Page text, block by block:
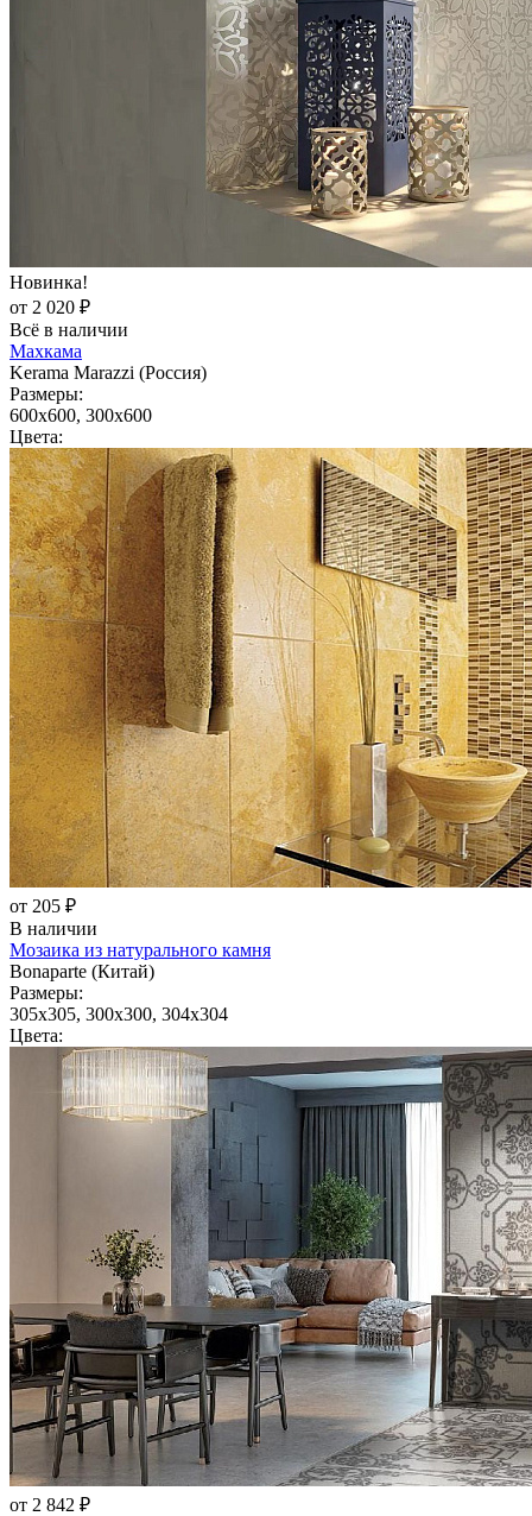
Новинка!
от 2 020 ₽
Всё в наличии
Махкама
Kerama Marazzi (Россия)
Размеры:
600x600, 300x600
Цвета:
от 205 ₽
В наличии
Мозаика из натурального камня
Bonaparte (Китай)
Размеры:
305x305, 300x300, 304x304
Цвета:
от 2 842 ₽